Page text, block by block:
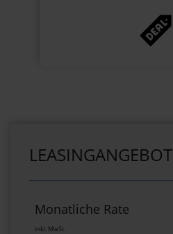
LEASINGANGEBOT
Monatliche Rate
inkl. MwSt.